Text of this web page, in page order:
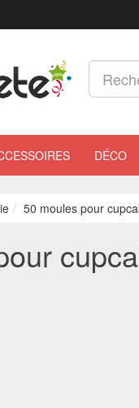
DÉCO
50 moules pour